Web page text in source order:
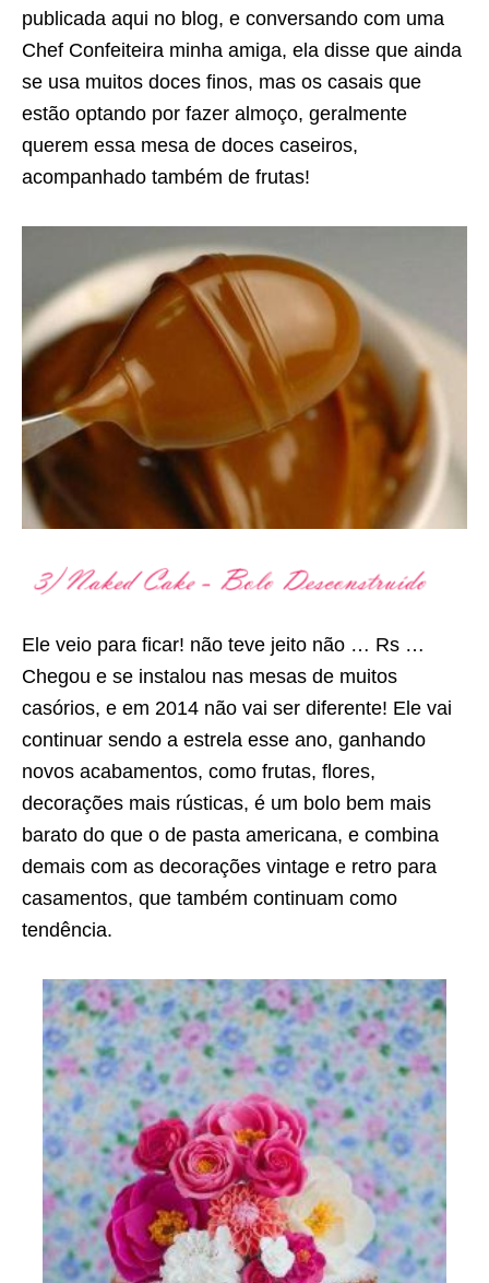
publicada aqui no blog, e conversando com uma
Chef Confeiteira minha amiga, ela disse que ainda
se usa muitos doces finos, mas os casais que
estão optando por fazer almoço, geralmente
querem essa mesa de doces caseiros,
acompanhado também de frutas!
Ele veio para ficar! não teve jeito não … Rs …
Chegou e se instalou nas mesas de muitos
casórios, e em 2014 não vai ser diferente! Ele vai
continuar sendo a estrela esse ano, ganhando
novos acabamentos, como frutas, flores,
decorações mais rústicas, é um bolo bem mais
barato do que o de pasta americana, e combina
demais com as decorações vintage e retro para
casamentos, que também continuam como
tendência.